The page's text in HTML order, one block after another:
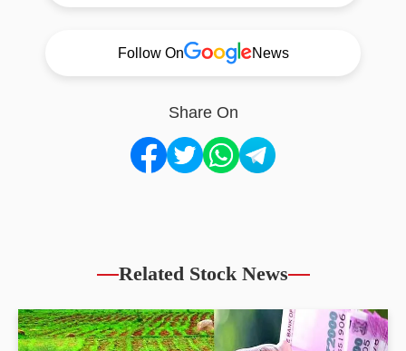
Follow On News
Share On
Related Stock News